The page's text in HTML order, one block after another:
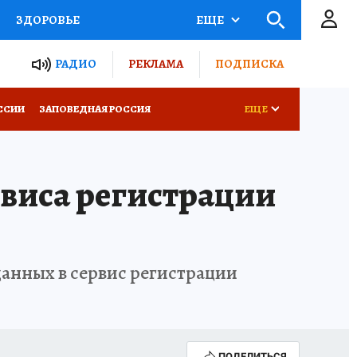
ЗДОРОВЬЕ
РОССИИ
ЕЩЕ
РАДИО РЕКЛАМА ПОДПИСКА
ЗАПОВЕДНАЯ РОССИЯ ЕЩЕ
регистрации
в сервис регистрации